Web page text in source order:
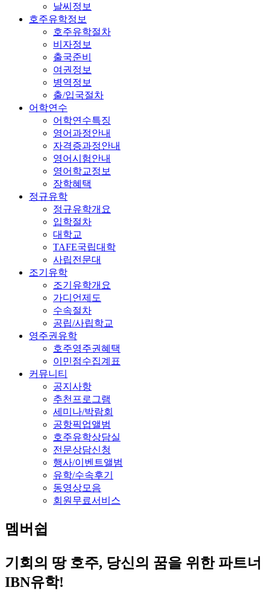
날씨정보
호주유학정보
호주유학절차
비자정보
출국준비
여권정보
병역정보
출/입국절차
어학연수
어학연수특징
영어과정안내
자격증과정안내
영어시험안내
영어학교정보
장학혜택
정규유학
정규유학개요
입학절차
대학교
TAFE국립대학
사립전문대
조기유학
조기유학개요
가디언제도
수속절차
공립/사립학교
영주권유학
호주영주권혜택
이민점수집계표
커뮤니티
공지사항
추천프로그램
세미나/박람회
공항픽업앨범
호주유학상담실
전문상담신청
행사/이벤트앨범
유학/수속후기
동영상모음
회원무료서비스
멤버쉽
기회의 땅 호주, 당신의 꿈을 위한 파트너
IBN유학!